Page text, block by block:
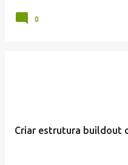
0
Criar estrutura buildout